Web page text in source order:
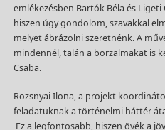
emlékezésben Bartók Béla és
hiszen úgy gondolom, szavakkal
melyet ábrázolni szeretnénk. A
mindennél, talán a borzalmakat is
Csaba.
Rozsnyai Ilona, a projekt
feladatuknak a történelmi háttér
Ez a legfontosabb, hiszen övék a